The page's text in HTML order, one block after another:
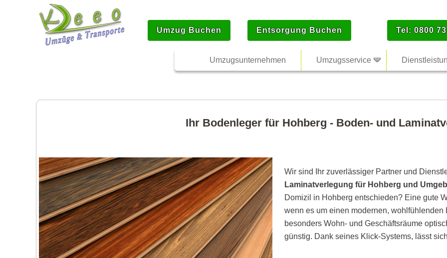
Umzug Buchen Entsorgung Buchen Tel: 0800
Umzugsunternehmen Umzugsservice
Ihr Bodenleger für Hohberg - Boden- und
Wir sind Ihr zuverlässiger Partner und
Laminatverlegung für Hohberg und
Domizil in Hohberg entschieden? Eine gute
wenn es um einen modernen,
besonders Wohn- und Geschäftsräume
günstig. Dank seines Klick-Systems, lässt